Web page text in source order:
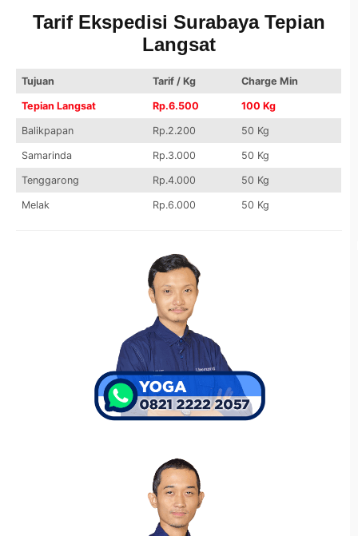
Tarif Ekspedisi Surabaya Tepian
Langsat
Tujuan Tarif / Kg Charge Min
Tepian Langsat Rp.6.500 100 Kg
Balikpapan Rp.2.200 50 Kg
Samarinda Rp.3.000 50 Kg
Tenggarong Rp.4.000 50 Kg
Melak Rp.6.000 50 Kg